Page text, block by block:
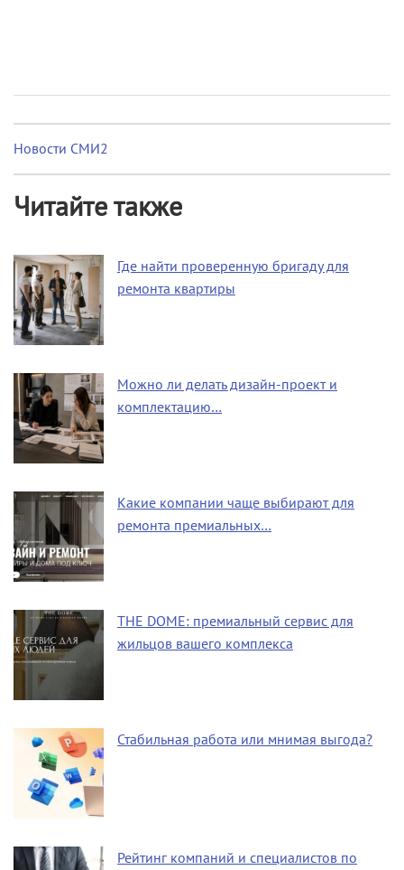
Новости СМИ2
Читайте также
Где найти проверенную бригаду для
ремонта квартиры
Можно ли делать дизайн-проект и
комплектацию…
Какие компании чаще выбирают для
ремонта премиальных…
THE DOME: премиальный сервис для
жильцов вашего комплекса
Стабильная работа или мнимая выгода?
Рейтинг компаний и специалистов по